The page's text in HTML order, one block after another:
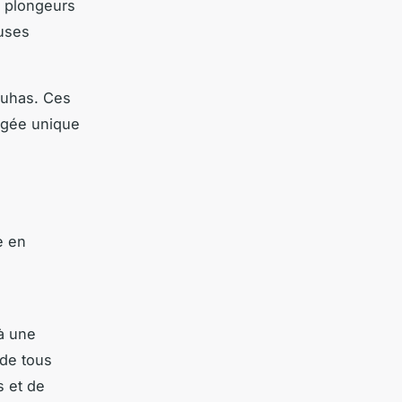
Ces
unique
en
une
tous
et de